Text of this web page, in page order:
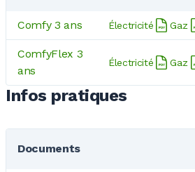
Comfy 3 ans Électricité Gaz
ComfyFlex 3
ans
Électricité Gaz
Infos pratiques
Documents